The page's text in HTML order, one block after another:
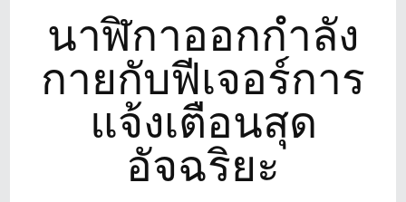
นาฬิกาออกกำลัง
กายกับฟีเจอร์การ
แจ้งเตือนสุด
อัจฉริยะ